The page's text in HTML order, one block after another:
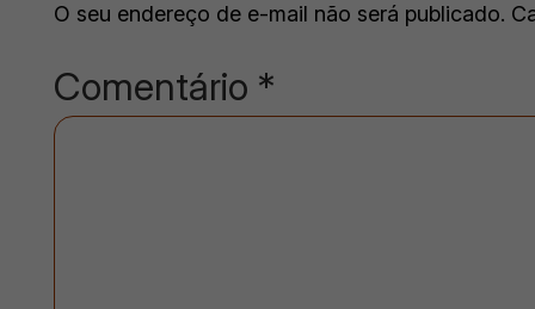
O seu endereço de e-mail não será publicado.
Comentário *